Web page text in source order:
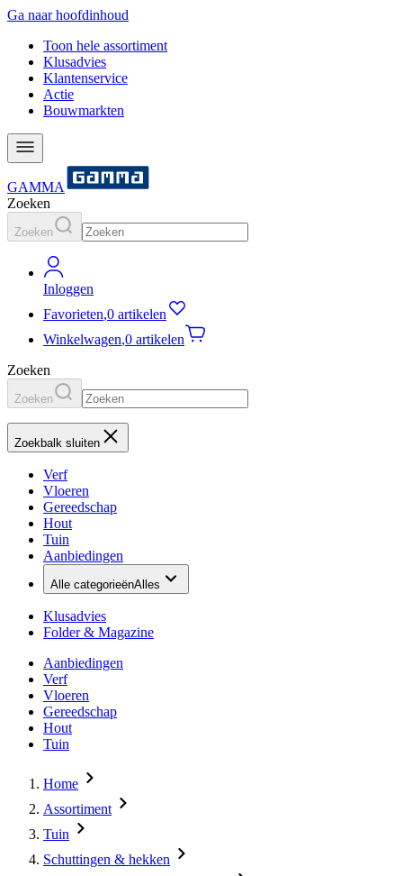
Ga naar hoofdinhoud
Toon hele assortiment
Klusadvies
Klantenservice
Actie
Bouwmarkten
GAMMA
Zoeken
Zoeken
Inloggen
Favorieten,0 artikelen
Winkelwagen,0 artikelen
Zoeken
Zoeken
Zoekbalk sluiten
Verf
Vloeren
Gereedschap
Hout
Tuin
Aanbiedingen
Alle categorieënAlles
Klusadvies
Folder & Magazine
Aanbiedingen
Verf
Vloeren
Gereedschap
Hout
Tuin
Home
Assortiment
Tuin
Schuttingen & hekken